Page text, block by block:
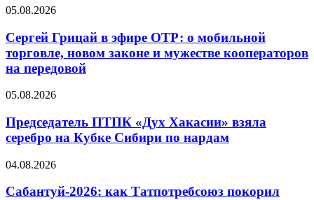
05.08.2026
Сергей Грицай в эфире ОТР: о мобильной
торговле, новом законе и мужестве кооператоров
на передовой
05.08.2026
Председатель ПТПК «Дух Хакасии» взяла
серебро на Кубке Сибири по нардам
04.08.2026
Сабантуй-2026: как Татпотребсоюз покорил